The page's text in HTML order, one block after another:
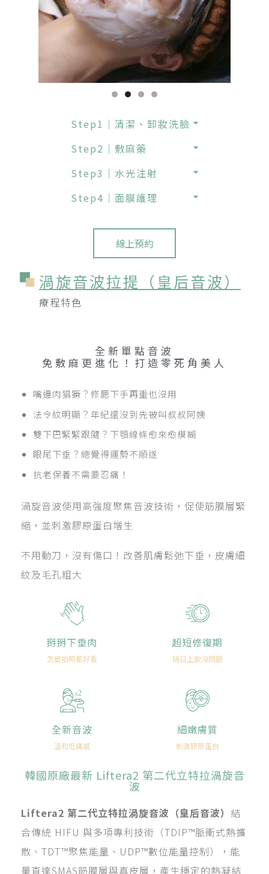
Step1｜清潔、卸妝洗臉
Step2｜敷麻藥
Step3｜水光注射
Step4｜面膜護理
線上預約
渦旋音波拉提（皇后音波）
療程特色
全新單點音波
免 敷 麻 更 進 化 ！ 打 造 零 死 角 美 人
嘴邊肉猖獗？修腮下手再重也沒用
法令紋明顯？年紀還沒到先被叫叔叔阿姨
雙下巴緊緊跟隨？下顎線條愈來愈模糊
眼尾下垂？總覺得運勢不順遂
抗老保養不需要忍痛！
渦旋音波使用高強度聚焦音波技術，促使筋膜層緊
縮，並刺激膠原蛋白增生
不用動刀，沒有傷口！改善肌膚鬆弛下垂，皮膚細
紋及毛孔粗大
掰掰下垂肉
怎麼拍照都好看
x2
全新音波
溫和低痛感
超短修復期
隔日上妝沒問題
細嫩膚質
刺激膠原蛋白
韓國原廠最新 Liftera2 第二代立特拉渦旋音
波
Liftera2 第二代立特拉渦旋音波（皇后音波） 結
合傳統 HIFU 與多項專利技術（TDIP™脈衝式熱擴
散、TDT™聚焦能量、UDP™數位能量控制），能
量直達SMAS筋膜層與真皮層，產生穩定的熱凝結